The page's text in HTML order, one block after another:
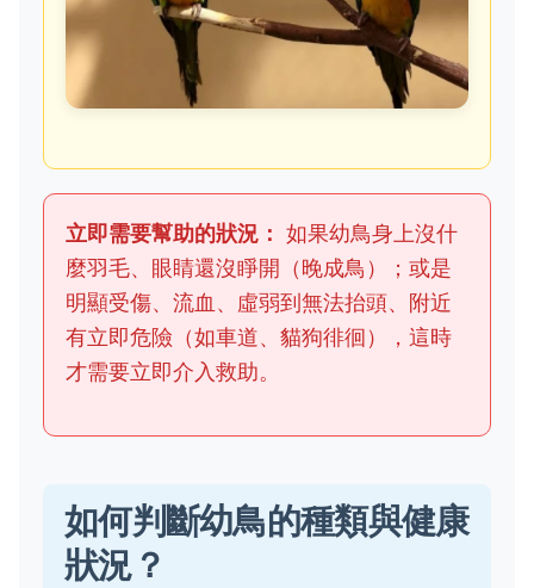
立即需要幫助的狀況： 如果幼鳥身上沒什
麼羽毛、眼睛還沒睜開（晚成鳥）；或是
明顯受傷、流血、虛弱到無法抬頭、附近
有立即危險（如車道、貓狗徘徊），這時
才需要立即介入救助。
如何判斷幼鳥的種類與健康
狀況？